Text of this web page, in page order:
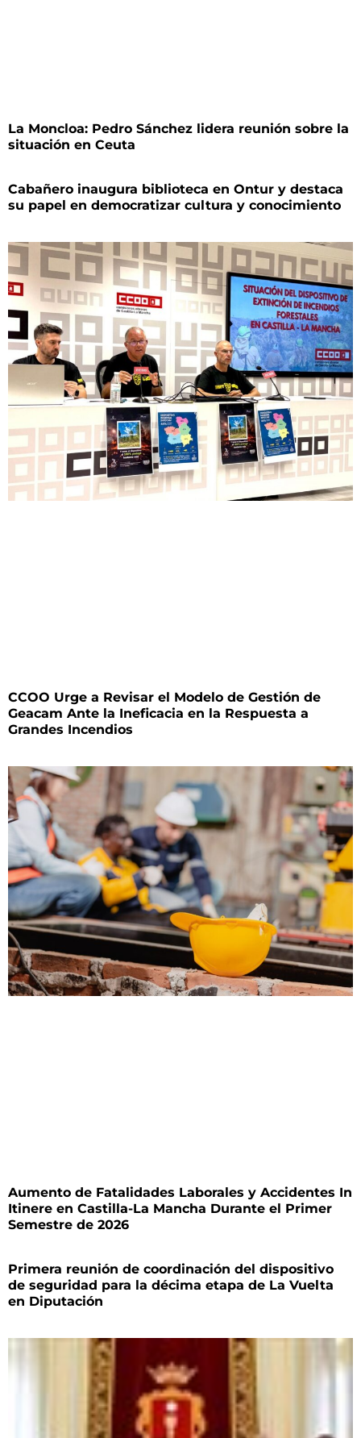
La Moncloa: Pedro Sánchez lidera reunión sobre la
situación en Ceuta
Cabañero inaugura biblioteca en Ontur y destaca
su papel en democratizar cultura y conocimiento
CCOO Urge a Revisar el Modelo de Gestión de
Geacam Ante la Ineficacia en la Respuesta a
Grandes Incendios
Aumento de Fatalidades Laborales y Accidentes In
Itinere en Castilla-La Mancha Durante el Primer
Semestre de 2026
Primera reunión de coordinación del dispositivo
de seguridad para la décima etapa de La Vuelta
en Diputación